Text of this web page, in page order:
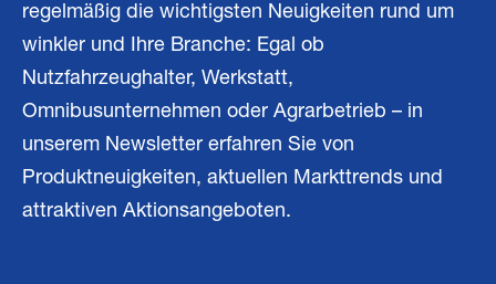
regelmäßig die wichtigsten Neuigkeiten rund um
winkler und Ihre Branche: Egal ob
Nutzfahrzeughalter, Werkstatt,
Omnibusunternehmen oder Agrarbetrieb – in
unserem Newsletter erfahren Sie von
Produktneuigkeiten, aktuellen Markttrends und
attraktiven Aktionsangeboten.